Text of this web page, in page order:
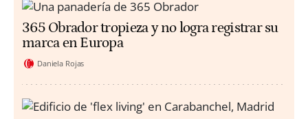
365 Obrador tropieza y no logra registrar su
marca en Europa
Daniela Rojas